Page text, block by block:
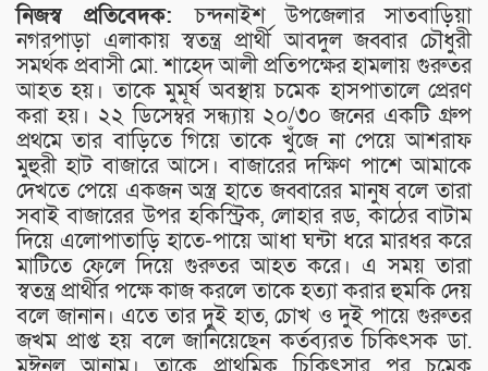
নিজস্ব প্রতিবেদক:চন্দনাইশ উপজেলার সাতবাড়িয়া
নগরপাড়া এলাকায় স্বতন্ত্র প্রার্থী আবদুল জব্বার চৌধুরী
সমর্থক প্রবাসী মো. শাহেদ আলী প্রতিপক্ষের হামলায় গুরুতর
আহত হয়। তাকে মুমূর্ষ অবস্থায় চমেক হাসপাতালে প্রেরণ
করা হয়। ২২ ডিসেম্বর সন্ধ্যায় ২০/৩০ জনের একটি গ্রুপ
প্রথমে তার বাড়িতে গিয়ে তাকে খুঁজে না পেয়ে আশরাফ
মুহুরী হাট বাজারে আসে। বাজারের দক্ষিণ পাশে আমাকে
দেখতে পেয়ে একজন অস্ত্র হাতে জব্বারের মানুষ বলে তারা
সবাই বাজারের উপর হকিস্ট্রিক, লোহার রড, কাঠের বাটাম
দিয়ে এলোপাতাড়ি হাতে-পায়ে আধা ঘন্টা ধরে মারধর করে
মাটিতে ফেলে দিয়ে গুরুতর আহত করে। এ সময় তারা
স্বতন্ত্র প্রার্থীর পক্ষে কাজ করলে তাকে হত্যা করার হুমকি দেয়
বলে জানান। এতে তার দুই হাত, চোখ ও দুই পায়ে গুরুতর
জখম প্রাপ্ত হয় বলে জানিয়েছেন কর্তব্যরত চিকিৎসক ডা.